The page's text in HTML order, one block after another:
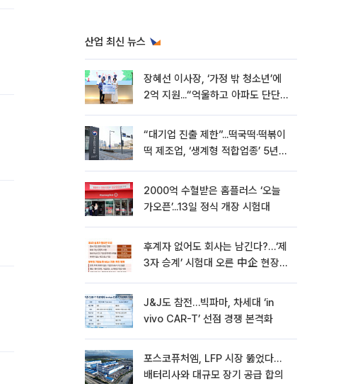
산업 최신 뉴스
장혜선 이사장, ‘가정 밖 청소년’에
2억 지원...“억울하고 아파도 단단해
“대기업 진출 제한”...떡국떡·떡볶이
떡 제조업, ‘생계형 적합업종’ 5년
2000억 수혈받은 홈플러스 ‘오늘
가오픈’...13일 정식 개장 시험대
후계자 없어도 회사는 남긴다?…‘제
3자 승계’ 시험대 오른 中企 현장
J&J도 참전…빅파마, 차세대 ‘in
vivo CAR-T’ 선점 경쟁 본격화
포스코퓨처엠, LFP 시장 뚫었다…
배터리사와 대규모 장기 공급 합의